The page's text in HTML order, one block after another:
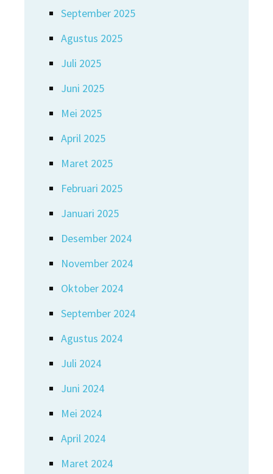
September 2025
Agustus 2025
Juli 2025
Juni 2025
Mei 2025
April 2025
Maret 2025
Februari 2025
Januari 2025
Desember 2024
November 2024
Oktober 2024
September 2024
Agustus 2024
Juli 2024
Juni 2024
Mei 2024
April 2024
Maret 2024